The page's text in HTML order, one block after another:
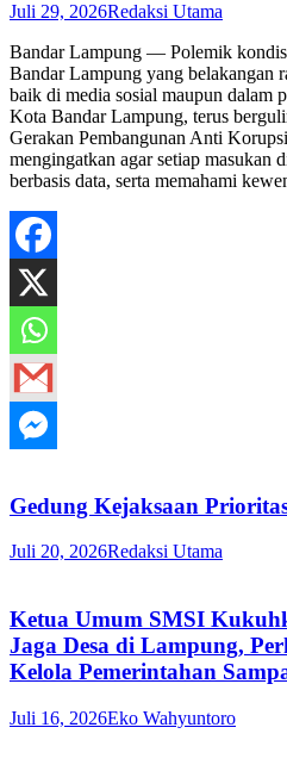
Juli 29, 2026Redaksi Utama
Bandar Lampung — Polemik
Bandar Lampung yang belakangan
baik di media sosial maupun dalam
Kota Bandar Lampung, terus
Gerakan Pembangunan Anti
mengingatkan agar setiap masukan
berbasis data, serta memahami
Gedung Kejaksaan
Juli 20, 2026Redaksi Utama
Ketua Umum SMSI
Jaga Desa di Lampung,
Kelola Pemerintahan
Juli 16, 2026Eko Wahyuntoro